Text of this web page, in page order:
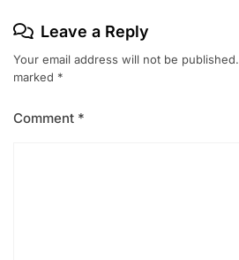
Leave a Reply
Your email address will not be published.
marked *
Comment *